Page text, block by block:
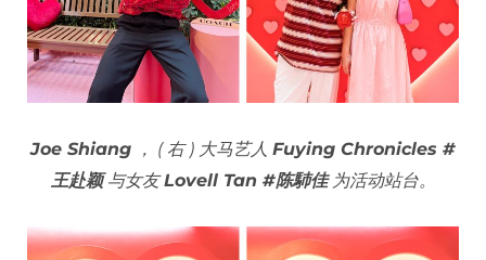
Joe Shiang ， ( 右 ) 大马艺人 Fuying Chronicles #
王赴颖与女友Lovell Tan #陈馷佳为活动站台。